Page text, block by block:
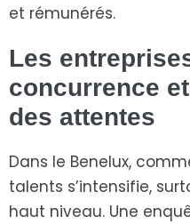
et rémunérés.
Les
concurrence
des attentes
Dans le Benelux,
talents s’intensifie,
haut niveau. Une